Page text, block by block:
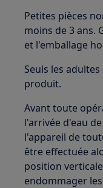
Petites pièces
moins de 3 ans.
et l'emballage
Seuls les
produit.
Avant toute
l'arrivée d'eau
l'appareil de
être effectuée
position
endommager